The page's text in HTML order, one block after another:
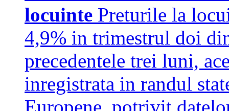
locuinte Preturile la
4,9% in trimestrul doi
precedentele trei luni,
inregistrata in randul